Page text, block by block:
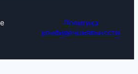
Политика
конфиденциальности